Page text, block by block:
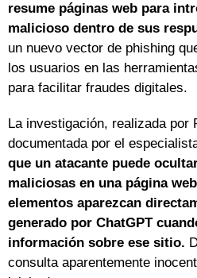
resume páginas web para
malicioso dentro de sus
un nuevo vector de phishing
los usuarios en las
para facilitar fraudes digitales.
La investigación, realizada por
documentada por el
que un atacante puede
maliciosas en una página
elementos aparezcan
generado por ChatGPT
información sobre ese sitio.
consulta aparentemente